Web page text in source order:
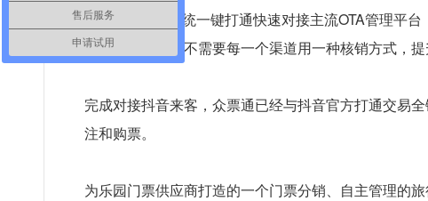
OTA分销管理系统一键打通快速对接主流OTA管理平
一种核销方式，不需要每一个渠道用一种核销方式，
完成对接抖音来客，众票通已经与抖音官方打通交易
注和购票。
为乐园门票供应商打造的一个门票分销、自主管理的
售后服务
申请试用